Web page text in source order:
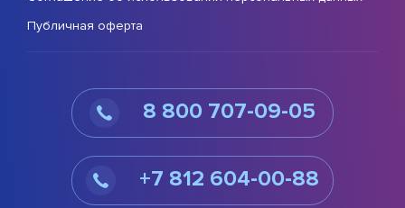
Публичная оферта
8 800 707-09-05
+7 812 604-00-88